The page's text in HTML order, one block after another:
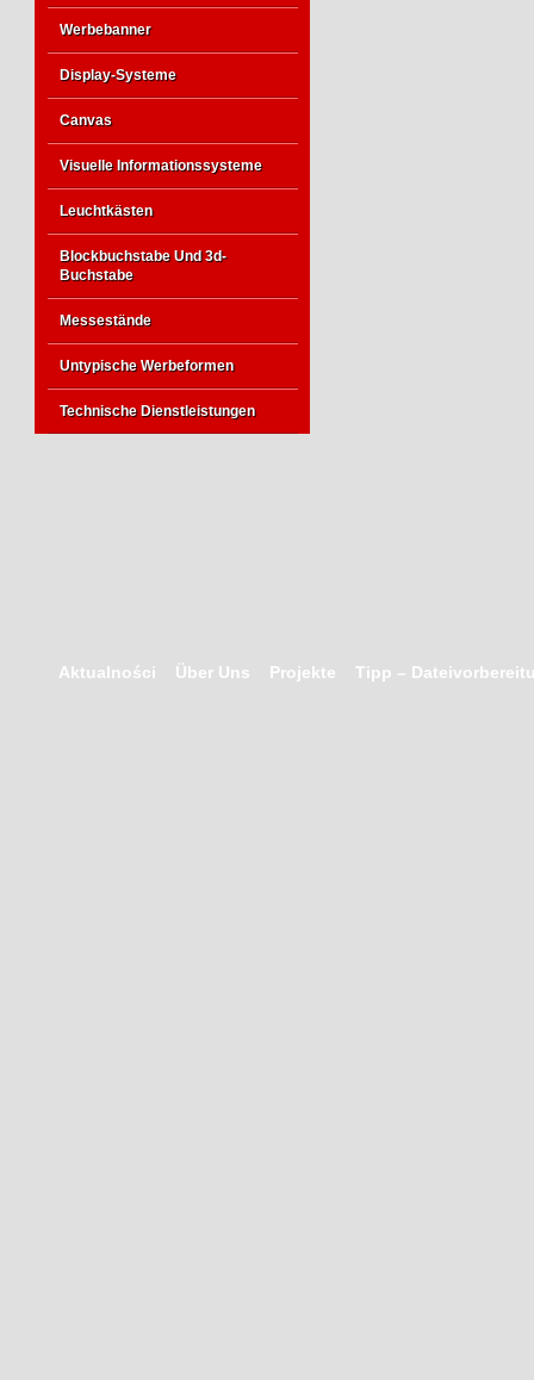
Werbebanner
Display-Systeme
Canvas
Visuelle Informationssysteme
Leuchtkästen
Blockbuchstabe Und 3d-
Buchstabe
Messestände
Untypische Werbeformen
Technische Dienstleistungen
Aktualności Über Uns Projekte Tipp –